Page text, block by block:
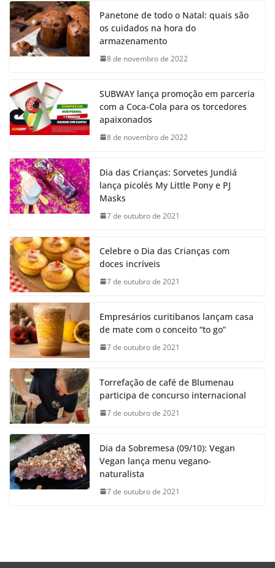
Panetone de todo o Natal: quais são
os cuidados na hora do
armazenamento
8 de novembro de 2022
SUBWAY lança promoção em parceria
com a Coca-Cola para os torcedores
apaixonados
8 de novembro de 2022
Dia das Crianças: Sorvetes Jundiá
lança picolés My Little Pony e PJ
Masks
7 de outubro de 2021
Celebre o Dia das Crianças com
doces incríveis
7 de outubro de 2021
Empresários curitibanos lançam casa
de mate com o conceito “to go”
7 de outubro de 2021
Torrefação de café de Blumenau
participa de concurso internacional
7 de outubro de 2021
Dia da Sobremesa (09/10): Vegan
Vegan lança menu vegano-
naturalista
7 de outubro de 2021